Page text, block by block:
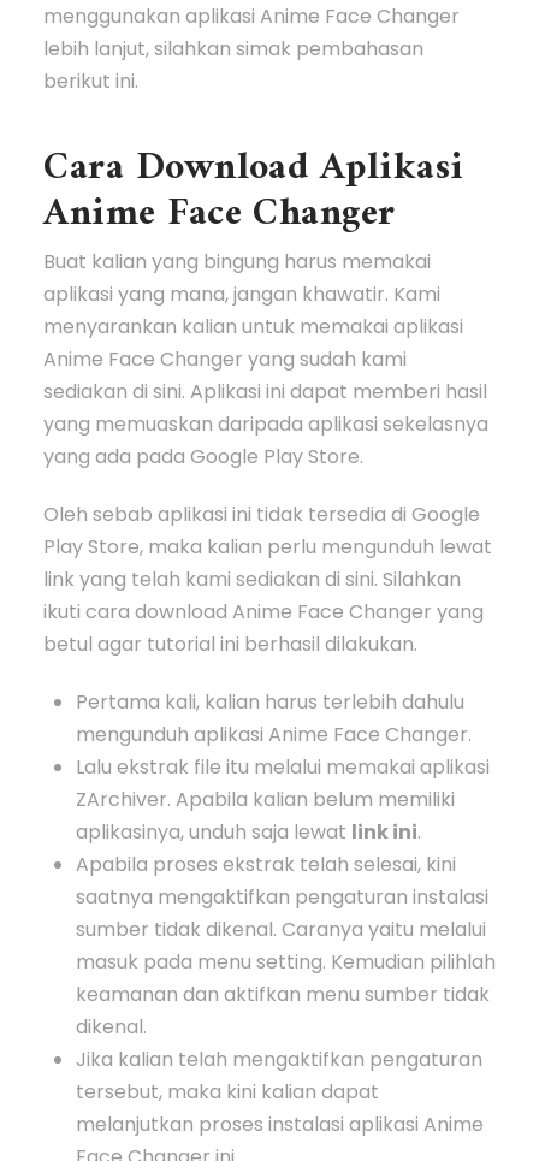
menggunakan aplikasi Anime Face Changer
lebih lanjut, silahkan simak pembahasan
berikut ini.
Cara Download Aplikasi
Anime Face Changer
Buat kalian yang bingung harus memakai
aplikasi yang mana, jangan khawatir. Kami
menyarankan kalian untuk memakai aplikasi
Anime Face Changer yang sudah kami
sediakan di sini. Aplikasi ini dapat memberi hasil
yang memuaskan daripada aplikasi sekelasnya
yang ada pada Google Play Store.
Oleh sebab aplikasi ini tidak tersedia di Google
Play Store, maka kalian perlu mengunduh lewat
link yang telah kami sediakan di sini. Silahkan
ikuti cara download Anime Face Changer yang
betul agar tutorial ini berhasil dilakukan.
Pertama kali, kalian harus terlebih dahulu
mengunduh aplikasi Anime Face Changer.
Lalu ekstrak file itu melalui memakai aplikasi
ZArchiver. Apabila kalian belum memiliki
aplikasinya, unduh saja lewat link ini.
Apabila proses ekstrak telah selesai, kini
saatnya mengaktifkan pengaturan instalasi
sumber tidak dikenal. Caranya yaitu melalui
masuk pada menu setting. Kemudian pilihlah
keamanan dan aktifkan menu sumber tidak
dikenal.
Jika kalian telah mengaktifkan pengaturan
tersebut, maka kini kalian dapat
melanjutkan proses instalasi aplikasi Anime